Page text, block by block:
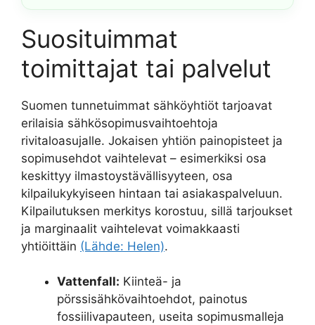
Suosituimmat
toimittajat tai palvelut
Suomen tunnetuimmat sähköyhtiöt tarjoavat
erilaisia sähkösopimusvaihtoehtoja
rivitaloasujalle. Jokaisen yhtiön painopisteet ja
sopimusehdot vaihtelevat – esimerkiksi osa
keskittyy ilmastoystävällisyyteen, osa
kilpailukykyiseen hintaan tai asiakaspalveluun.
Kilpailutuksen merkitys korostuu, sillä tarjoukset
ja marginaalit vaihtelevat voimakkaasti
yhtiöittäin (Lähde: Helen).
Vattenfall: Kiinteä- ja
pörssisähkövaihtoehdot, painotus
fossiilivapauteen, useita sopimusmalleja